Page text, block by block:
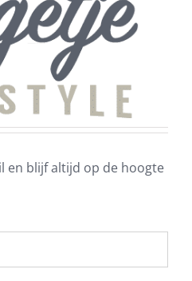
en blijf altijd op de hoogte